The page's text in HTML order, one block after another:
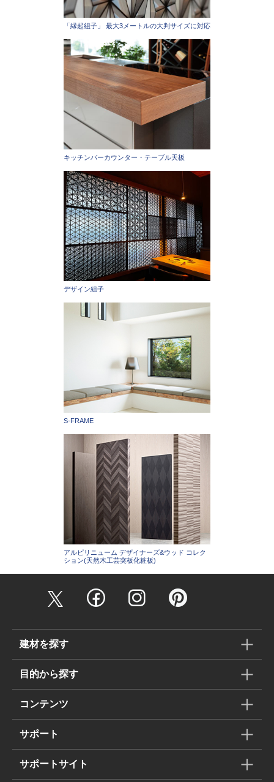
「縁起組子」 最大3メートルの大判サイズに対応
キッチンバーカウンター・テーブル天板
デザイン組子
S-FRAME
アルピリニューム デザイナーズ&ウッド コレク
ション(天然木工芸突板化粧板)
建材を探す
目的から探す
コンテンツ
サポート
サポートサイト